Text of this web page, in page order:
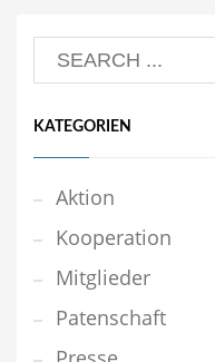
KATEGORIEN
Aktion
Kooperation
Mitglieder
Patenschaft